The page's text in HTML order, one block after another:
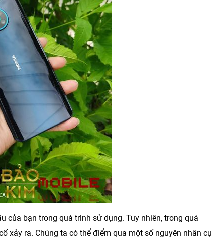
của bạn trong quá trình sử dụng. Tuy nhiên, trong quá
xảy ra. Chúng ta có thể điểm qua một số nguyên nhân cụ